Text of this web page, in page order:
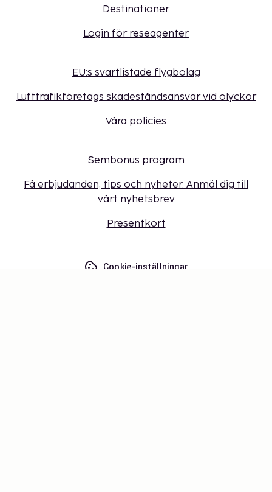
Destinationer
Login för reseagenter
EU:s svartlistade flygbolag
Lufttrafikföretags skadeståndsansvar vid olyckor
Våra policies
Sembonus program
Få erbjudanden, tips och nyheter. Anmäl dig till
vårt nyhetsbrev
Presentkort
Cookie-inställningar